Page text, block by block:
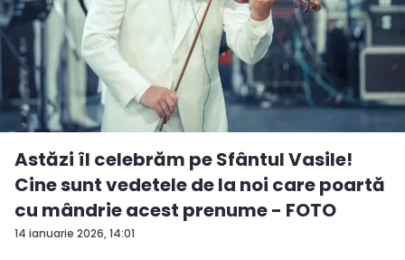
14 ianuarie 2026, 14:01
Astăzi îl celebrăm pe Sfântul Vasile!
Cine sunt vedetele de la noi care poartă
cu mândrie acest prenume - FOTO